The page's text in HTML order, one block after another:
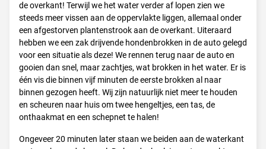
de overkant! Terwijl we het water verder af lopen zien we
steeds meer vissen aan de oppervlakte liggen, allemaal onder
een afgestorven plantenstrook aan de overkant. Uiteraard
hebben we een zak drijvende hondenbrokken in de auto gelegd
voor een situatie als deze! We rennen terug naar de auto en
gooien dan snel, maar zachtjes, wat brokken in het water. Er is
één vis die binnen vijf minuten de eerste brokken al naar
binnen gezogen heeft. Wij zijn natuurlijk niet meer te houden
en scheuren naar huis om twee hengeltjes, een tas, de
onthaakmat en een schepnet te halen!
Ongeveer 20 minuten later staan we beiden aan de waterkant